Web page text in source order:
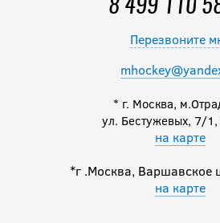
8 499 110
Перезвоните
* г. Москва,
ул. Бестужевых, 7/1,
на карте
*г .Москва, Варшавское
на карте